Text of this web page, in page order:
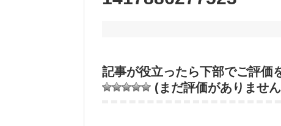
記事が役立ったら下部でご評価
(まだ評価がありませ